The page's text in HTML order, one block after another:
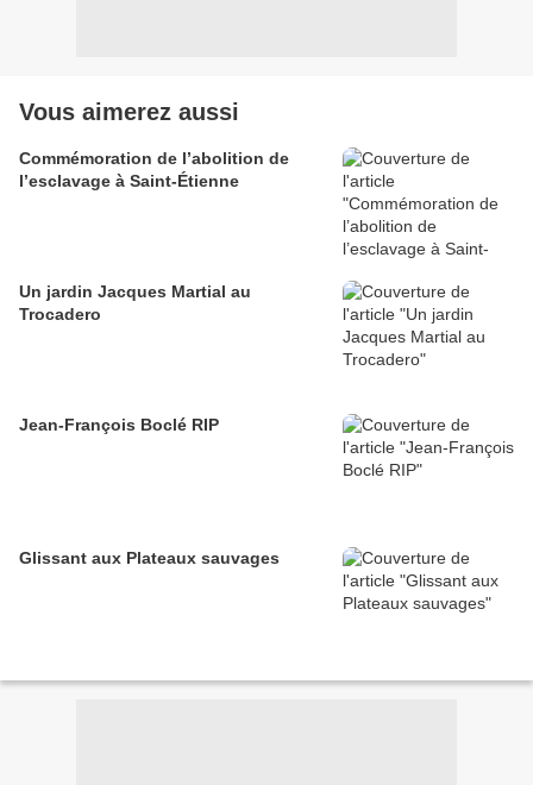
Vous aimerez aussi
Commémoration de l’abolition de
l’esclavage à Saint-Étienne
Un jardin Jacques Martial au
Trocadero
Jean-François Boclé RIP
Glissant aux Plateaux sauvages